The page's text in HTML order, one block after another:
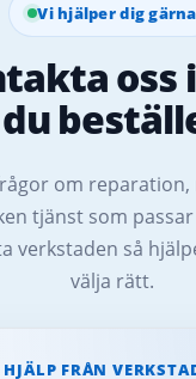
Vi hjälper dig gärna
oss
du
om reparation,
tjänst som
verkstaden så
välja rätt.
FRÅN